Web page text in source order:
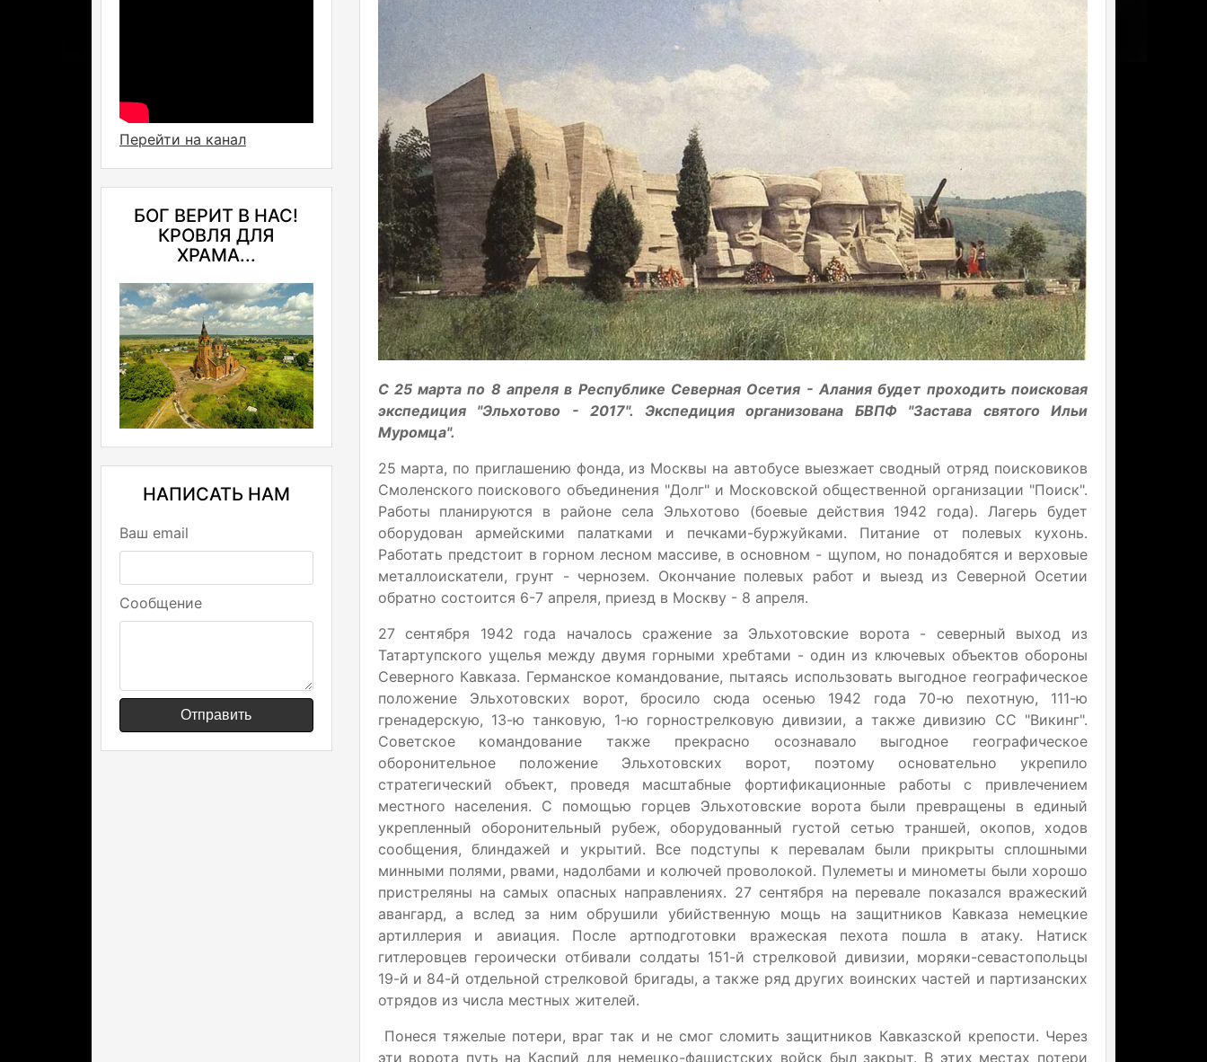
Перейти на канал
БОГ ВЕРИТ В НАС!
КРОВЛЯ ДЛЯ
ХРАМА...
НАПИСАТЬ НАМ
Ваш email
Сообщение
Отправить
С 25 марта по 8 апреля в Республике Северная Осетия - Алания будет проходить поисковая
экспедиция "Эльхотово - 2017". Экспедиция организована БВПФ "Застава святого Ильи
Муромца".
25 марта, по приглашению фонда, из Москвы на автобусе выезжает сводный отряд поисковиков
Смоленского поискового объединения "Долг" и Московской общественной организации "Поиск".
Работы планируются в районе села Эльхотово (боевые действия 1942 года). Лагерь будет
оборудован армейскими палатками и печками-буржуйками. Питание от полевых кухонь.
Работать предстоит в горном лесном массиве, в основном - щупом, но понадобятся и верховые
металлоискатели, грунт - чернозем. Окончание полевых работ и выезд из Северной Осетии
обратно состоится 6-7 апреля, приезд в Москву - 8 апреля.
27 сентября 1942 года началось сражение за Эльхотовские ворота - северный выход из
Татартупского ущелья между двумя горными хребтами - один из ключевых объектов обороны
Северного Кавказа. Германское командование, пытаясь использовать выгодное географическое
положение Эльхотовских ворот, бросило сюда осенью 1942 года 70-ю пехотную, 111-ю
гренадерскую, 13-ю танковую, 1-ю горнострелковую дивизии, а также дивизию СС "Викинг".
Советское командование также прекрасно осознавало выгодное географическое
оборонительное положение Эльхотовских ворот, поэтому основательно укрепило
стратегический объект, проведя масштабные фортификационные работы с привлечением
местного населения. С помощью горцев Эльхотовские ворота были превращены в единый
укрепленный оборонительный рубеж, оборудованный густой сетью траншей, окопов, ходов
сообщения, блиндажей и укрытий. Все подступы к перевалам были прикрыты сплошными
минными полями, рвами, надолбами и колючей проволокой. Пулеметы и минометы были хорошо
пристреляны на самых опасных направлениях. 27 сентября на перевале показался вражеский
авангард, а вслед за ним обрушили убийственную мощь на защитников Кавказа немецкие
артиллерия и авиация. После артподготовки вражеская пехота пошла в атаку. Натиск
гитлеровцев героически отбивали солдаты 151-й стрелковой дивизии, моряки-севастопольцы
19-й и 84-й отдельной стрелковой бригады, а также ряд других воинских частей и партизанских
отрядов из числа местных жителей.
Понеся тяжелые потери, враг так и не смог сломить защитников Кавказской крепости. Через
эти ворота путь на Каспий для немецко-фашистских войск был закрыт. В этих местах потери